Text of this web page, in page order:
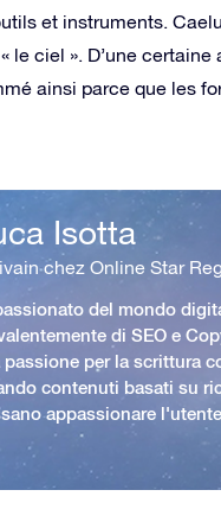
et instruments.
le ciel ». D’une
ainsi parce que les
Isotta
chez Online Star
del mondo
di SEO e
passione per la scrittura
contenuti basati su
appassionare